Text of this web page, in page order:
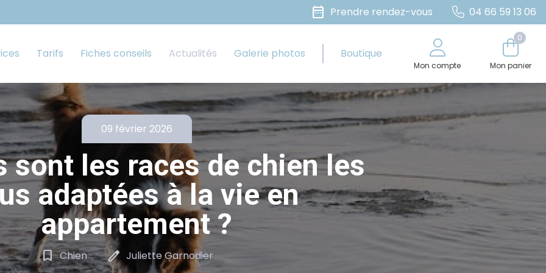
date_range Prendre rendez-vous 04 66 59 13 06
Tarifs Fiches conseils Actualités Galerie photos Boutique
Mon compte
0
Mon panier
09 février 2026
sont les races de chien les
adaptées à la vie en
appartement ?
bookmark_border Chien edit Juliette Garnodier